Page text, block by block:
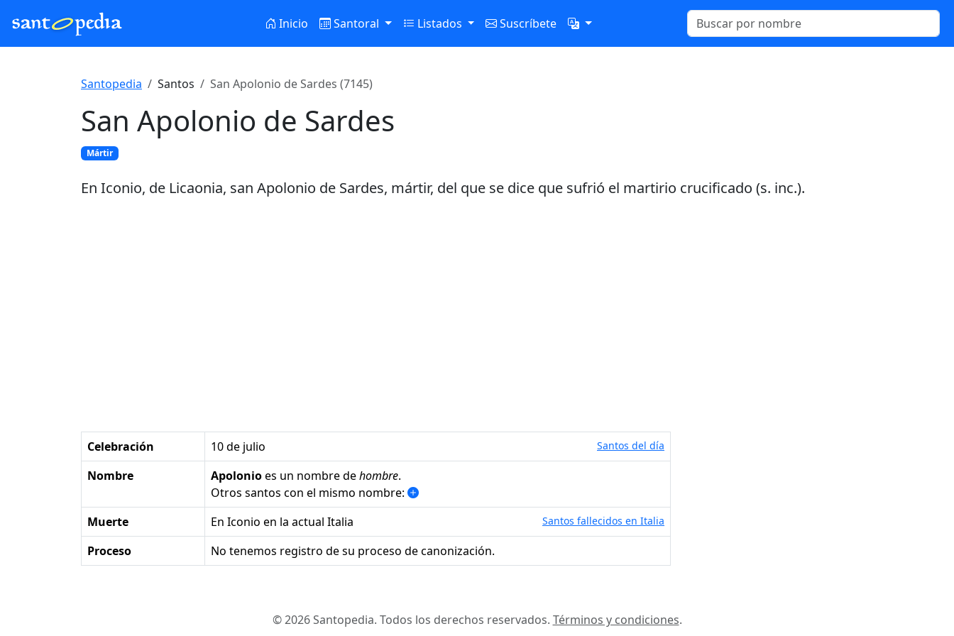
Inicio Santoral Listados Suscríbete
Santopedia Santos San Apolonio de Sardes (7145)
San Apolonio de Sardes
Mártir
En Iconio, de Licaonia, san Apolonio de Sardes, mártir, del que se dice que sufrió el martirio crucificado (s. inc.).
Celebración 10 de julio Santos del día
Nombre Apolonioes un nombre dehombre.
Otros santos con el mismo nombre:
Muerte
en Iconio en la actual Italia Santos fallecidos en Italia
Proceso No tenemos registro de su proceso de canonización.
© 2026 Santopedia. Todos los derechos reservados. Términos y condiciones.